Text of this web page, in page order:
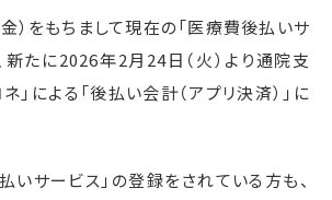
金）をもちまして現在の「医療費後払いサ
新たに2026年2月 24日（火）より通院支
」による「後払い会計（アプリ決済）」に
いサービス」の登録をされている方も、